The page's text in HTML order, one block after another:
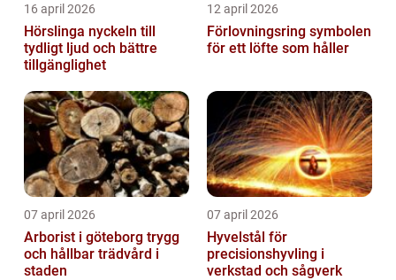
16 april 2026
Hörslinga nyckeln till
tydligt ljud och bättre
tillgänglighet
12 april 2026
Förlovningsring symbolen
för ett löfte som håller
07 april 2026
Arborist i göteborg trygg
och hållbar trädvård i
staden
07 april 2026
Hyvelstål för
precisionshyvling i
verkstad och sågverk